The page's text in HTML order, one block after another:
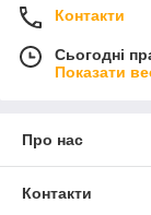
Контакти
Сьогодні
Показати
Про нас
Контакти